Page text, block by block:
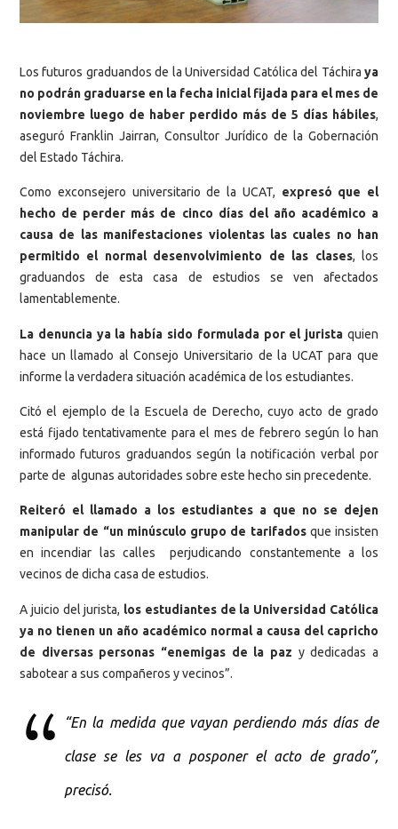
Los futuros graduandos de la Universidad Católica del Táchira ya
no podrán graduarse en la fecha inicial fijada para el mes de
noviembre luego de haber perdido más de 5 días hábiles,
aseguró Franklin Jairran, Consultor Jurídico de la Gobernación
del Estado Táchira.
Como exconsejero universitario de la UCAT, expresó que el
hecho de perder más de cinco días del año académico a
causa de las manifestaciones violentas las cuales no han
permitido el normal desenvolvimiento de las clases, los
graduandos de esta casa de estudios se ven afectados
lamentablemente.
La denuncia ya la había sido formulada por el jurista quien
hace un llamado al Consejo Universitario de la UCAT para que
informe la verdadera situación académica de los estudiantes.
Citó el ejemplo de la Escuela de Derecho, cuyo acto de grado
está fijado tentativamente para el mes de febrero según lo han
informado futuros graduandos según la notificación verbal por
parte de algunas autoridades sobre este hecho sin precedente.
Reiteró el llamado a los estudiantes a que no se dejen
manipular de “un minúsculo grupo de tarifadosque insisten
en incendiar las calles perjudicando constantemente a los
vecinos de dicha casa de estudios.
A juicio del jurista, los estudiantes de la Universidad Católica
ya no tienen un año académico normal a causa del capricho
de diversas personas “enemigas de la paz y dedicadas a
sabotear a sus compañeros y vecinos”.
“En la medida que vayan perdiendo más días de
clase se les va a posponer el acto de grado”,
precisó.